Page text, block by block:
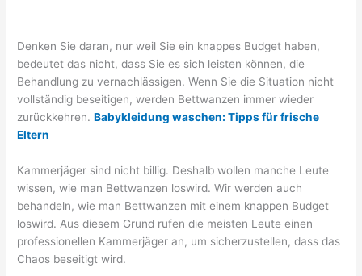
Denken Sie daran, nur weil Sie ein knappes Budget haben,
bedeutet das nicht, dass Sie es sich leisten können, die
Behandlung zu vernachlässigen. Wenn Sie die Situation nicht
vollständig beseitigen, werden Bettwanzen immer wieder
zurückkehren.Babykleidung waschen: Tipps für frische
Eltern
Kammerjäger sind nicht billig. Deshalb wollen manche Leute
wissen, wie man Bettwanzen loswird. Wir werden auch
behandeln, wie man Bettwanzen mit einem knappen Budget
loswird. Aus diesem Grund rufen die meisten Leute einen
professionellen Kammerjäger an, um sicherzustellen, dass das
Chaos beseitigt wird.